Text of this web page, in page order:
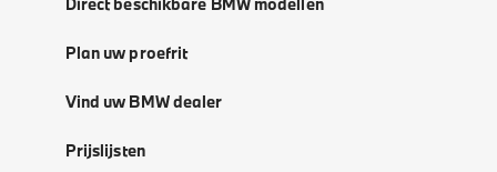
Plan uw proefrit
Vind uw BMW dealer
Prijslijsten